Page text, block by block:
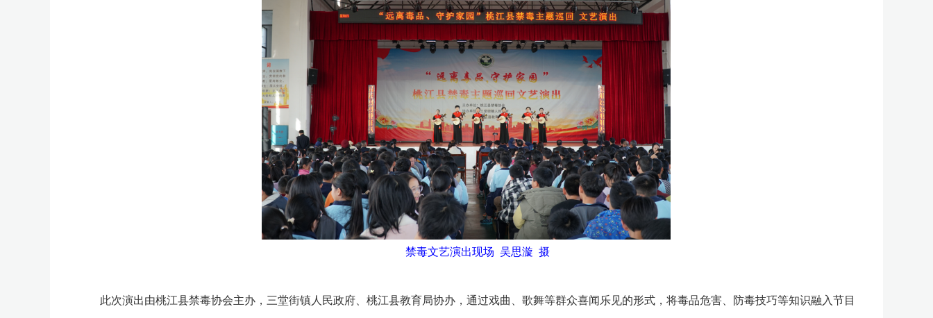
禁毒文艺演出现场 吴思漩 摄
此次演出由桃江县禁毒协会主办，三堂街镇人民政府、桃江县教育局协办，通过戏曲、歌舞等群众喜闻乐见的形式，将毒品危害、防毒技巧等知识融入节目